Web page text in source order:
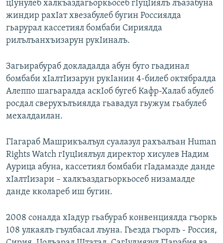
СИБИРЬ.РЕАЛИИ
РАСПИСАНИЕ ВЕЩАНИЯ
ПОДПИШИТЕСЬ НА РАССЫЛКУ
СОЦИАЛЬНЫЕ СЕТИ
Все сайты РСЕ/РС
цIунулеб халкъаздагьоркьосеб гIуцIиялъ лъазабуна
жиндир рахIат хвезабулеб бугин Россиялда
гьарурал кассетиял бомбаби Сириялда
рилълъанхъизарун рукIиналъ.
Загьирабураб докладалда абун буго гьадинал
бомбаби хIалтIизарун рукIанин 4-билеб октябралда
Алеппо шагьаралда аскIоб бугеб Кафр-Халаб абулеб
росдал сверухълъиялда гьавадул гьужум гьабулеб
мехалдаилан.
ГIагараб Машрикъалъул суалазул рахъалъан Human
Rights Watch гIуцIиялъул директор хисулев Надим
Аурица абуна, кассетиял бомбаби гIадамазде данде
хIалтIизари – халкъаздагьоркьосеб низамалде
данде кколареб иш бугин.
2008 соналда хIадур гьабураб конвенциялда гъоркь
108 улкаялъ гъулбасал лъуна. Гьезда гъорлъ - Россия,